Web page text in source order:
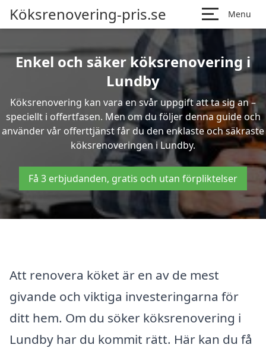
Köksrenovering-pris.se Menu
Enkel och säker köksrenovering i
Lundby
Köksrenovering kan vara en svår uppgift att ta sig an –
speciellt i offertfasen. Men om du följer denna guide och
använder vår offerttjänst får du den enklaste och säkraste
köksrenoveringen i Lundby.
Få 3 erbjudanden, gratis och utan förpliktelser
Att renovera köket är en av de mest
givande och viktiga investeringarna för
ditt hem. Om du söker köksrenovering i
Lundby har du kommit rätt. Här kan du få